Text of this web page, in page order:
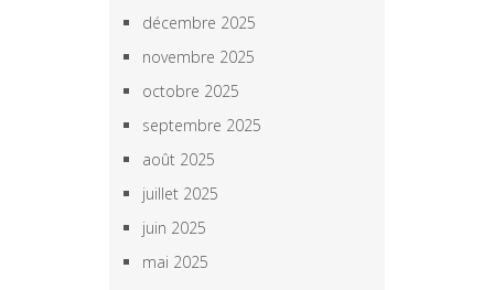
décembre 2025
novembre 2025
octobre 2025
septembre 2025
août 2025
juillet 2025
juin 2025
mai 2025